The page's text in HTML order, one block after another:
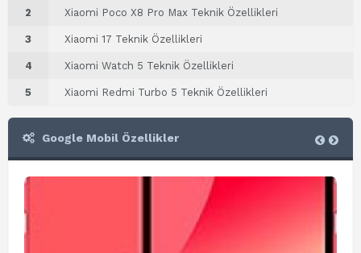
2 Xiaomi Poco X8 Pro Max Teknik Özellikleri
3 Xiaomi 17 Teknik Özellikleri
4 Xiaomi Watch 5 Teknik Özellikleri
5 Xiaomi Redmi Turbo 5 Teknik Özellikleri
Google Mobil Özellikler